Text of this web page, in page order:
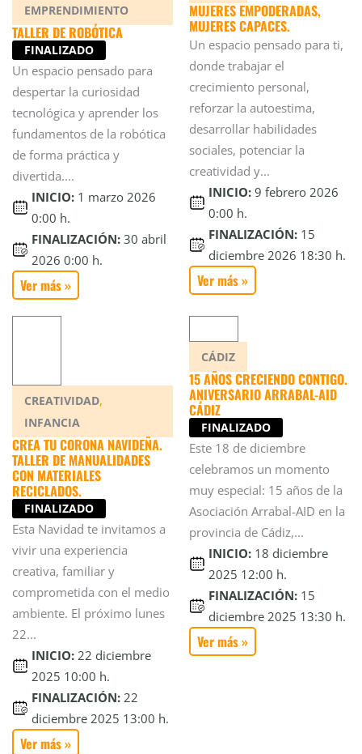
EMPRENDIMIENTO
TALLER DE ROBÓTICA
FINALIZADO
Un espacio pensado para
despertar la curiosidad
tecnológica y aprender los
fundamentos de la robótica
de forma práctica y
divertida....
INICIO: 1 marzo 2026
0:00 h.
FINALIZACIÓN: 30 abril
2026 0:00 h.
Ver más »
MUJERES EMPODERADAS,
MUJERES CAPACES.
Un espacio pensado para ti,
donde trabajar el
crecimiento personal,
reforzar la autoestima,
desarrollar habilidades
sociales, potenciar la
creatividad y...
INICIO: 9 febrero 2026
0:00 h.
FINALIZACIÓN: 15
diciembre 2026 18:30 h.
Ver más »
CREATIVIDAD,
INFANCIA
CREA TU CORONA NAVIDEÑA.
TALLER DE MANUALIDADES
CON MATERIALES
RECICLADOS.
FINALIZADO
Esta Navidad te invitamos a
vivir una experiencia
creativa, familiar y
comprometida con el medio
ambiente. El próximo lunes
22...
INICIO: 22 diciembre
2025 10:00 h.
FINALIZACIÓN: 22
diciembre 2025 13:00 h.
Ver más »
CÁDIZ
15 AÑOS CRECIENDO CONTIGO.
ANIVERSARIO ARRABAL-AID
CÁDIZ
FINALIZADO
Este 18 de diciembre
celebramos un momento
muy especial: 15 años de la
Asociación Arrabal-AID en la
provincia de Cádiz,...
INICIO: 18 diciembre
2025 12:00 h.
FINALIZACIÓN: 15
diciembre 2025 13:30 h.
Ver más »